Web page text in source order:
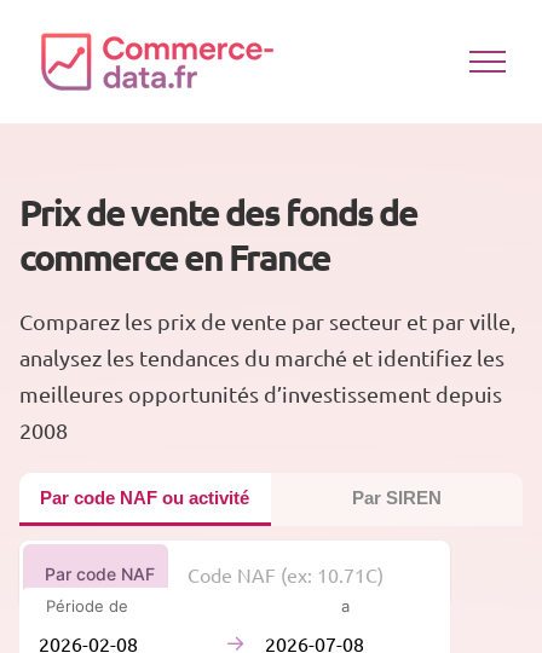
contenu
Prix de vente des fonds de
commerce en France
Comparez les prix de vente par secteur et par ville,
analysez les tendances du marché et identifiez les
meilleures opportunités d’investissement depuis
2008
Par code NAF ou activité Par SIREN
Par code NAF
Période de à
→